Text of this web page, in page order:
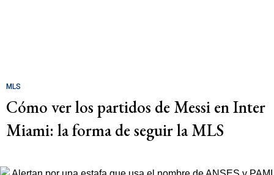
MLS
Cómo ver los partidos de Messi en Inter
Miami: la forma de seguir la MLS